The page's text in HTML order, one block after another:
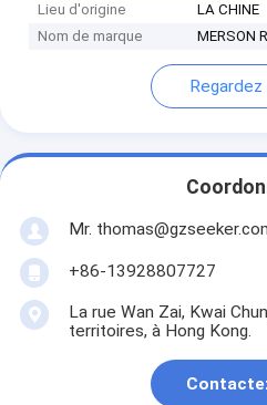
Lieu d'origine
LA CHINE
Nom de marque
MERSON
Regardez
Mr.
+86-13928807727
La rue Wan Zai, Kwai
territoires, à Hong Kong.